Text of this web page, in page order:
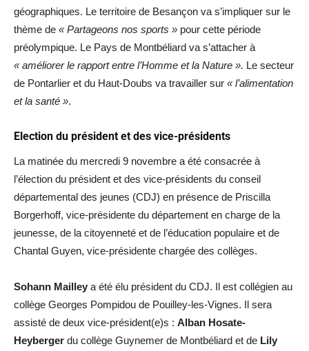
géographiques. Le territoire de Besançon va s’impliquer sur le
thème de « Partageons nos sports » pour cette période
préolympique. Le Pays de Montbéliard va s’attacher à
« améliorer le rapport entre l’Homme et la Nature ». Le secteur
de Pontarlier et du Haut-Doubs va travailler sur « l’alimentation
et la santé ».
Election du président et des vice-présidents
La matinée du mercredi 9 novembre a été consacrée à
l’élection du président et des vice-présidents du conseil
départemental des jeunes (CDJ) en présence de Priscilla
Borgerhoff, vice-présidente du département en charge de la
jeunesse, de la citoyenneté et de l’éducation populaire et de
Chantal Guyen, vice-présidente chargée des collèges.
Sohann Mailley a été élu président du CDJ. Il est collégien au
collège Georges Pompidou de Pouilley-les-Vignes. Il sera
assisté de deux vice-président(e)s : Alban Hosate-
Heyberger du collège Guynemer de Montbéliard et de Lily